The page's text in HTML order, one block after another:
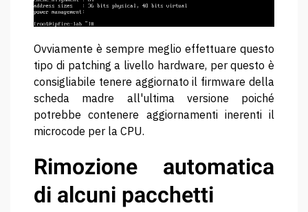
Ovviamente è sempre meglio effettuare questo
tipo di patching a livello hardware, per questo è
consigliabile tenere aggiornato il firmware della
scheda madre all'ultima versione poiché
potrebbe contenere aggiornamenti inerenti il
microcode per la CPU.
Rimozione automatica
di alcuni pacchetti